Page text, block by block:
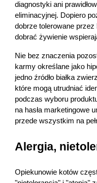
diagnostyki ani
eliminacyjnej. Dopiero
dobrze tolerowane
dobrać żywienie
Nie bez znaczenia
karmy określane jako
jedno źródło białka
które mogą utrudniać
podczas wyboru
na hasła marketingowe
przede wszystkim na
Alergia,
Opiekunowie kotów